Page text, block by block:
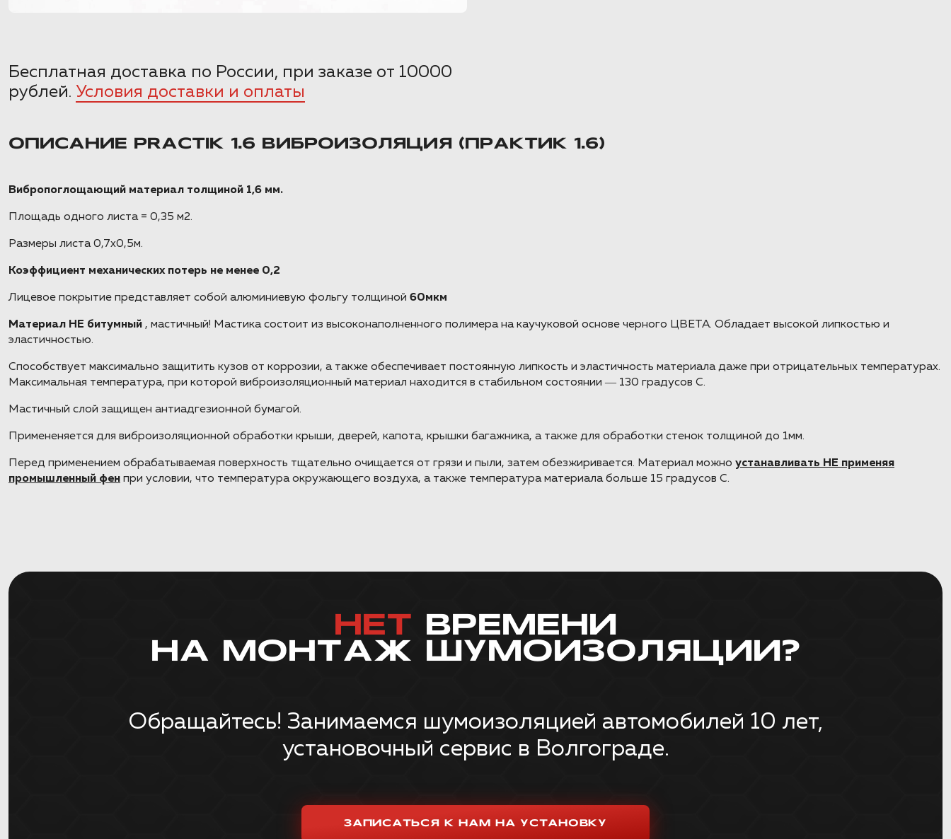
Бесплатная доставка по России, при заказе от 10000
рублей. Условия доставки и оплаты
ОПИСАНИЕ PRACTIK 1.6 ВИБРОИЗОЛЯЦИЯ (ПРАКТИК 1.6)
Вибропоглощающий материал толщиной 1,6 мм.
Площадь одного листа = 0,35 м2.
Размеры листа 0,7х0,5м.
Коэффициент механических потерь не менее 0,2
Лицевое покрытие представляет собой алюминиевую фольгу толщиной 60мкм
Материал НЕ битумный , мастичный! Мастика состоит из высоконаполненного полимера на каучуковой основе черного ЦВЕТА. Обладает высокой липкостью и
эластичностью.
Способствует максимально защитить кузов от коррозии, а также обеспечивает постоянную липкость и эластичность материала даже при отрицательных температурах.
Максимальная температура, при которой виброизоляционный материал находится в стабильном состоянии ― 130 градусов С.
Мастичный слой защищен антиадгезионной бумагой.
Примененяется для виброизоляционной обработки крыши, дверей, капота, крышки багажника, а также для обработки стенок толщиной до 1мм.
Перед применением обрабатываемая поверхность тщательно очищается от грязи и пыли, затем обезжиривается. Материал можно устанавливать НЕ применяя
промышленный фен при условии, что температура окружающего воздуха, а также температура материала больше 15 градусов С.
НЕТ ВРЕМЕНИ
НА МОНТАЖ ШУМОИЗОЛЯЦИИ?
Обращайтесь! Занимаемся шумоизоляцией автомобилей 10 лет,
установочный сервис в Волгограде.
ЗАПИСАТЬСЯ К НАМ НА УСТАНОВКУ